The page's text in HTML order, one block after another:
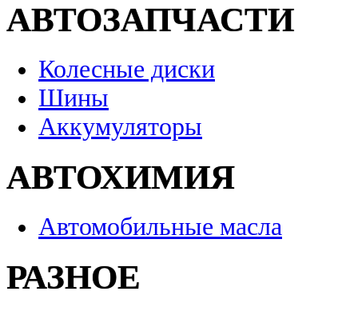
АВТОЗАПЧАСТИ
Колесные диски
Шины
Аккумуляторы
АВТОХИМИЯ
Автомобильные масла
РАЗНОЕ